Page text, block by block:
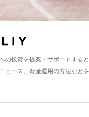
の投資を提案・サポートする
ュース、資産運用の方法など